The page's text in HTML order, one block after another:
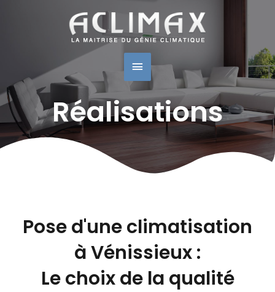
Menu
Principal
Réalisations
Pose d'une climatisation
à Vénissieux :
Le choix de la qualité